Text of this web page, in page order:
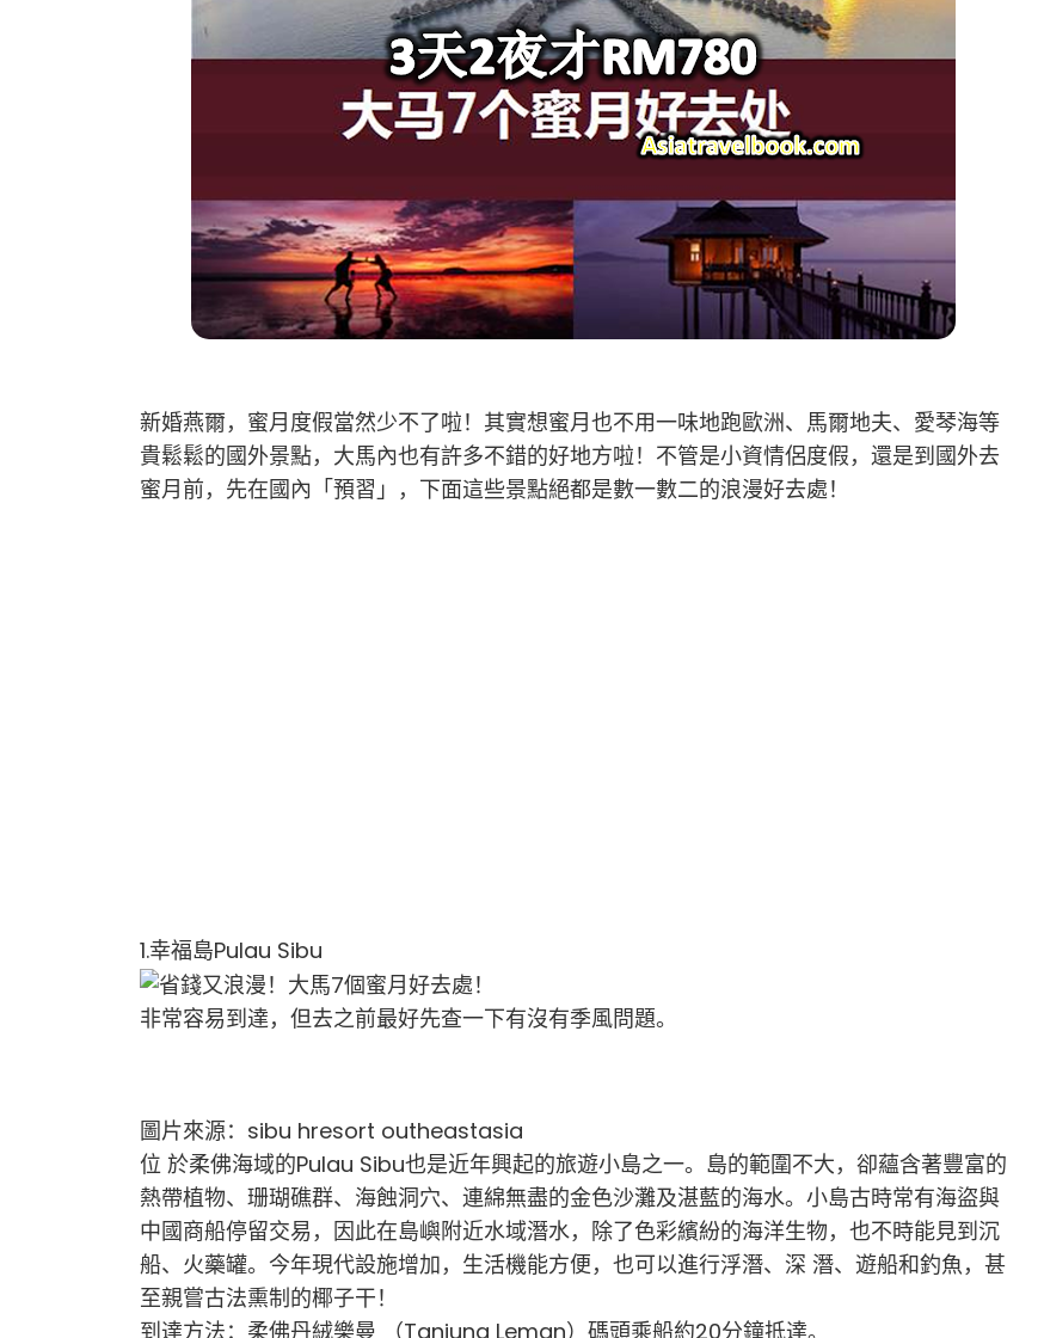
新婚燕爾，蜜月度假當然少不了啦！其實想蜜月也不用一味地跑歐洲、馬爾地夫、愛琴海等
貴鬆鬆的國外景點，大馬內也有許多不錯的好地方啦！不管是小資情侶度假，還是到國外去
蜜月前，先在國內「預習」，下面這些景點絕都是數一數二的浪漫好去處！
1.幸福島Pulau Sibu
非常容易到達，但去之前最好先查一下有沒有季風問題。
圖片來源：sibu hresort outheastasia
位 於柔佛海域的Pulau Sibu也是近年興起的旅遊小島之一。島的範圍不大，卻蘊含著豐富的
熱帶植物、珊瑚礁群、海蝕洞穴、連綿無盡的金色沙灘及湛藍的海水。小島古時常有海盜與
中國商船停留交易，因此在島嶼附近水域潛水，除了色彩繽紛的海洋生物，也不時能見到沉
船、火藥罐。今年現代設施增加，生活機能方便，也可以進行浮潛、深 潛、遊船和釣魚，甚
至親嘗古法熏制的椰子干！
到達方法：柔佛丹絨樂曼 （Tanjung Leman）碼頭乘船約20分鐘抵達。